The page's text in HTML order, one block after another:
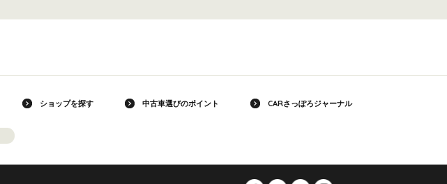
ショップを探す 中古車選びのポイント CARさっぽろジャーナル